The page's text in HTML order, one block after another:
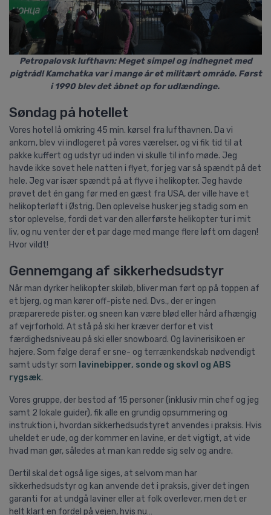
Petropalovsk lufthavn: Meget simpel og indhegnet med
pigtråd! Kamchatka var i mange år et militært område. Først
i 1990 blev det åbnet op for udlændinge.
Søndag på hotellet
Vores hotel lå omkring 45 min. kørsel fra lufthavnen. Da vi
ankom, blev vi indlogeret på vores værelser, og vi fik tid til at
pakke kuffert og udstyr ud inden vi skulle til info møde. Jeg
havde ikke sovet hele natten i flyet, for jeg var så spændt på det
hele. Jeg var især spændt på at flyve i helikopter. Jeg havde
prøvet det én gang før med en gæst fra USA, der ville have et
helikopterløft i Østrig. Den oplevelse husker jeg stadig som en
stor oplevelse, fordi det var den allerførste helikopter tur i mit
liv, og nu venter der et par dage med mange flere løft om dagen!
Hvor vildt!
Gennemgang af sikkerhedsudstyr
Når man dyrker helikopter skiløb, bliver man ført op på toppen af
et bjerg, og man kører off-piste ned. Dvs., der er ingen
præparerede pister, og sneen kan være blød eller hård afhængig
af vejrforhold. At stå på ski her kræver derfor et vist
færdighedsniveau på ski eller snowboard. Og lavinerisikoen er
højere. Som følge deraf er sne- og terrænkendskab nødvendigt
samt udstyr som lavinebipper, sonde og skovl og ABS
rygsæk.
Vores gruppe, der bestod af 15 personer (inklusiv min chef og jeg
samt 2 lokale guider), fik alle en grundig opsummering og
instruktion i, hvordan sikkerhedsudstyret anvendes i praksis. Hvis
uheldet er ude, og der kommer en lavine, er det vigtigt, at vide
hvad man gør, således at man kan redde sig selv og andre.
Dertil skal det også lige siges, at selvom man har
sikkerhedsudstyr og kan anvende det i praksis, giver det ingen
garanti for at undgå laviner eller at folk overlever, men det er
helt klart en fordel på vejen, hvis nu…